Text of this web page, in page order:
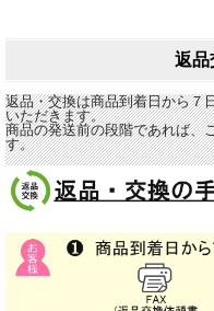
返品
返品・交換は商品到着日から７
いただきます。
商品の発送前の段階であれば、
す。